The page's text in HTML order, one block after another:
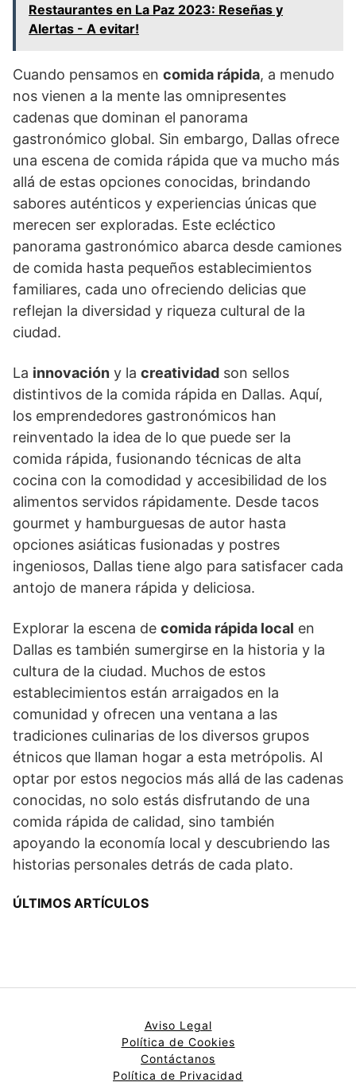
Restaurantes en La Paz 2023: Reseñas y
Alertas - A evitar!
Cuando pensamos en comida rápida, a menudo
nos vienen a la mente las omnipresentes
cadenas que dominan el panorama
gastronómico global. Sin embargo, Dallas ofrece
una escena de comida rápida que va mucho más
allá de estas opciones conocidas, brindando
sabores auténticos y experiencias únicas que
merecen ser exploradas. Este ecléctico
panorama gastronómico abarca desde camiones
de comida hasta pequeños establecimientos
familiares, cada uno ofreciendo delicias que
reflejan la diversidad y riqueza cultural de la
ciudad.
La innovación y la creatividad son sellos
distintivos de la comida rápida en Dallas. Aquí,
los emprendedores gastronómicos han
reinventado la idea de lo que puede ser la
comida rápida, fusionando técnicas de alta
cocina con la comodidad y accesibilidad de los
alimentos servidos rápidamente. Desde tacos
gourmet y hamburguesas de autor hasta
opciones asiáticas fusionadas y postres
ingeniosos, Dallas tiene algo para satisfacer cada
antojo de manera rápida y deliciosa.
Explorar la escena de comida rápida local en
Dallas es también sumergirse en la historia y la
cultura de la ciudad. Muchos de estos
establecimientos están arraigados en la
comunidad y ofrecen una ventana a las
tradiciones culinarias de los diversos grupos
étnicos que llaman hogar a esta metrópolis. Al
optar por estos negocios más allá de las cadenas
conocidas, no solo estás disfrutando de una
comida rápida de calidad, sino también
apoyando la economía local y descubriendo las
historias personales detrás de cada plato.
ÚLTIMOS ARTÍCULOS
Aviso Legal
Política de Cookies
Contáctanos
Política de Privacidad